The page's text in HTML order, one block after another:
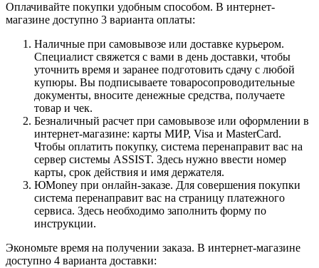
Оплачивайте покупки удобным способом. В интернет-
магазине доступно 3 варианта оплаты:
Наличные при самовывозе или доставке курьером.
Специалист свяжется с вами в день доставки, чтобы
уточнить время и заранее подготовить сдачу с любой
купюры. Вы подписываете товаросопроводительные
документы, вносите денежные средства, получаете
товар и чек.
Безналичный расчет при самовывозе или оформлении в
интернет-магазине: карты МИР, Visa и MasterCard.
Чтобы оплатить покупку, система перенаправит вас на
сервер системы ASSIST. Здесь нужно ввести номер
карты, срок действия и имя держателя.
ЮMoney при онлайн-заказе. Для совершения покупки
система перенаправит вас на страницу платежного
сервиса. Здесь необходимо заполнить форму по
инструкции.
Экономьте время на получении заказа. В интернет-магазине
доступно 4 варианта доставки: